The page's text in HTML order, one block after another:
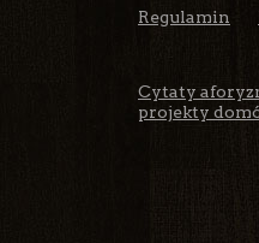
Regulamin
Cytaty
projekty